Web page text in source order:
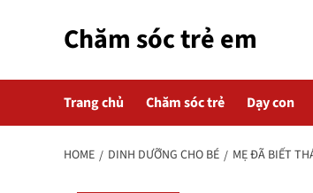
Chăm sóc trẻ em
Trang chủ Chăm sóc trẻ Dạy con
HOME DINH DƯỠNG CHO BÉ MẸ ĐÃ BIẾT